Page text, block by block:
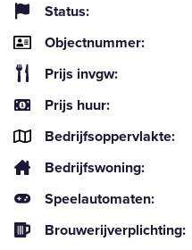
Status:
Objectnummer:
Prijs invgw:
Prijs huur:
Bedrijfsoppervlakte:
Bedrijfswoning:
Speelautomaten:
Brouwerijverplichting: